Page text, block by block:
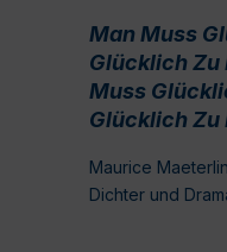
Man Muss
Glücklich Zu
Muss
Glücklich Zu
Maurice
Dichter und